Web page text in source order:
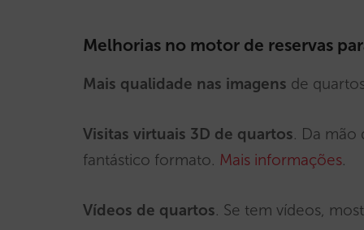
Melhorias no motor de reservas
Mais qualidade nas imagens de
Visitas virtuais 3D de quartos. Da mão
fantástico formato. Mais informações.
Vídeos de quartos. Se tem vídeos,